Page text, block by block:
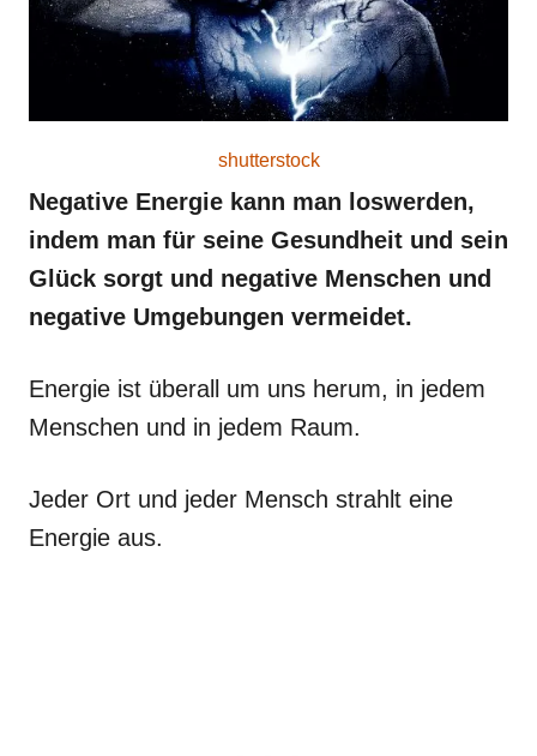
shutterstock
Negative Energie kann man loswerden,
indem man für seine Gesundheit und sein
Glück sorgt und negative Menschen und
negative Umgebungen vermeidet.
Energie ist überall um uns herum, in jedem
Menschen und in jedem Raum.
Jeder Ort und jeder Mensch strahlt eine
Energie aus.